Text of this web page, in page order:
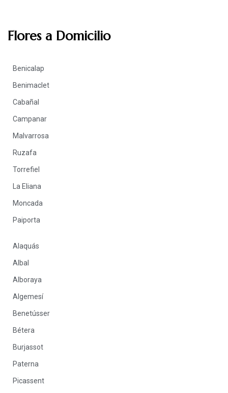
Flores a Domicilio
Benicalap
Benimaclet
Cabañal
Campanar
Malvarrosa
Ruzafa
Torrefiel
La Eliana
Moncada
Paiporta
Alaquás
Albal
Alboraya
Algemesí
Benetússer
Bétera
Burjassot
Paterna
Picassent